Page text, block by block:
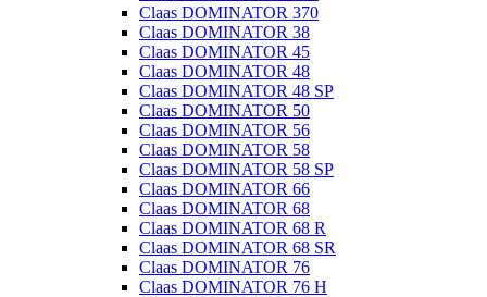
Claas DOMINATOR 370
Claas DOMINATOR 38
Claas DOMINATOR 45
Claas DOMINATOR 48
Claas DOMINATOR 48 SP
Claas DOMINATOR 50
Claas DOMINATOR 56
Claas DOMINATOR 58
Claas DOMINATOR 58 SP
Claas DOMINATOR 66
Claas DOMINATOR 68
Claas DOMINATOR 68 R
Claas DOMINATOR 68 SR
Claas DOMINATOR 76
Claas DOMINATOR 76 H